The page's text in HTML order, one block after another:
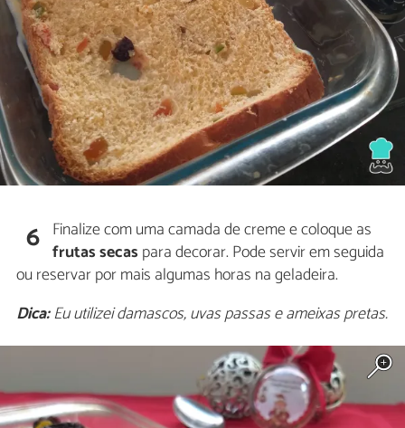
6 Finalize com uma camada de creme e coloque as
frutas secas para decorar. Pode servir em seguida
ou reservar por mais algumas horas na geladeira.
Dica:Eu utilizei damascos, uvas passas e ameixas pretas.